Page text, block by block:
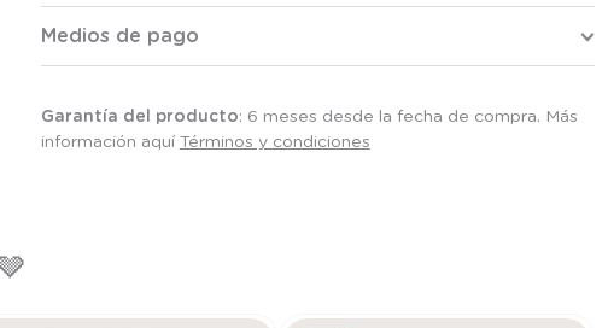
Medios de pago
Garantía del producto: 6 meses desde la fecha de compra. Más
información aquí Términos y condiciones